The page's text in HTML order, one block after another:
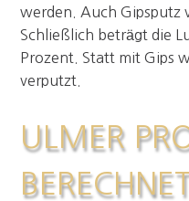
werden. Auch Gipsputz
Schließlich beträgt die
Prozent. Statt mit Gips
verputzt.
ULMER